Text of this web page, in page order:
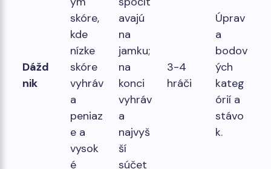
Dážd
nik
skóre,
kde
nízke
skóre
vyhráv
a
peniaz
e a
vysok
é
avajú
na
jamku;
na
konci
vyhráv
a
najvyš
ší
súčet
3-4
hráči
Úprav
a
bodov
ých
kateg
órií a
stávo
k.